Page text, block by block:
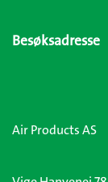
Besøksadresse
Air Products AS